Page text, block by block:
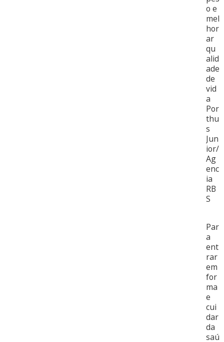
Par
a
ent
rar
em
for
ma
e
cui
dar
da
saú